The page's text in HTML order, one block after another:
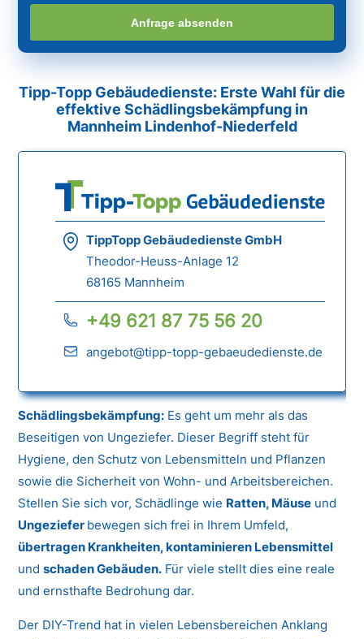
Anfrage absenden
Tipp-Topp Gebäudedienste: Erste Wahl für die
effektive Schädlingsbekämpfung in
Mannheim Lindenhof-Niederfeld
TippTopp Gebäudedienste GmbH
Theodor-Heuss-Anlage 12
68165 Mannheim
+49 621 87 75 56 20
angebot@tipp-topp-gebaeudedienste.de
Schädlingsbekämpfung: Es geht um mehr als das
Beseitigen von Ungeziefer. Dieser Begriff steht für
Hygiene, den Schutz von Lebensmitteln und Pflanzen
sowie die Sicherheit von Wohn- und Arbeitsbereichen.
Stellen Sie sich vor, Schädlinge wie Ratten, Mäuse und
Ungeziefer bewegen sich frei in Ihrem Umfeld,
übertragen Krankheiten, kontaminieren Lebensmittel
undschaden Gebäuden. Für viele stellt dies eine reale
und ernsthafte Bedrohung dar.
Der DIY-Trend hat in vielen Lebensbereichen Anklang